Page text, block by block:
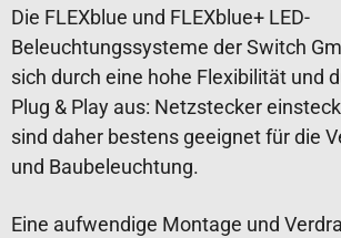
Die FLEXblue und FLEXblue+ LED-
Beleuchtungssysteme der Switch
sich durch eine hohe Flexibilität und
Plug & Play aus: Netzstecker
sind daher bestens geeignet für die
und Baubeleuchtung.
Eine aufwendige Montage und